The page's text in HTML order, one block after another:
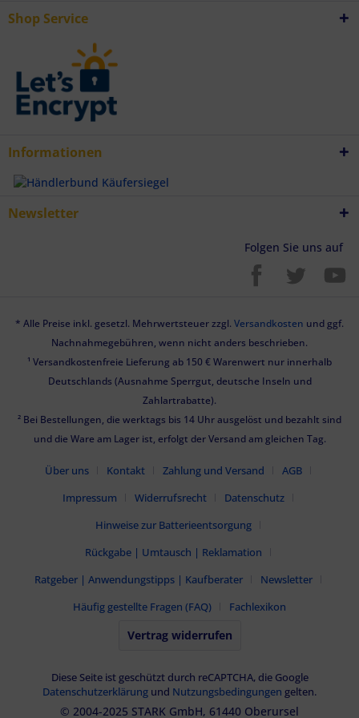
Shop Service
Informationen
Newsletter
Folgen Sie uns auf
* Alle Preise inkl. gesetzl. Mehrwertsteuer zzgl. Versandkosten und ggf.
Nachnahmegebühren, wenn nicht anders beschrieben.
¹ Versandkostenfreie Lieferung ab 150 € Warenwert nur innerhalb
Deutschlands (Ausnahme Sperrgut, deutsche Inseln und
Zahlartrabatte).
² Bei Bestellungen, die werktags bis 14 Uhr ausgelöst und bezahlt sind
und die Ware am Lager ist, erfolgt der Versand am gleichen Tag.
Über uns Kontakt Zahlung und Versand
AGB
Impressum
Widerrufsrecht
Datenschutz
Hinweise zur Batterieentsorgung
Rückgabe | Umtausch | Reklamation
Ratgeber | Anwendungstipps | Kaufberater
Newsletter
Häufig gestellte Fragen (FAQ)
Fachlexikon
Vertrag widerrufen
Diese Seite ist geschützt durch reCAPTCHA, die Google
Datenschutzerklärung und Nutzungsbedingungen gelten.
© 2004-2025 STARK GmbH, 61440 Oberursel